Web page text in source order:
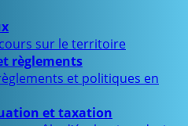
sur le territoire
règlements
et politiques en
et taxation